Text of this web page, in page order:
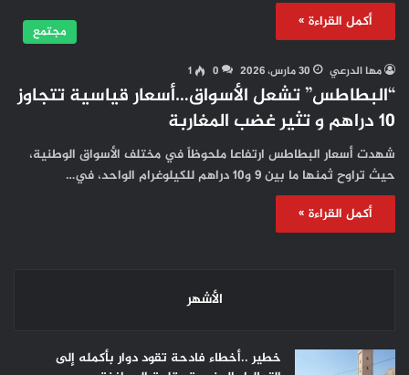
أكمل القراءة »
مجتمع
مها الدرعي 30 مارس، 2026 0
1
“البطاطس” تشعل الأسواق…أسعار قياسية تتجاوز
10 دراهم و تثير غضب المغاربة
شهدت أسعار البطاطس ارتفاعا ملحوظاً في مختلف الأسواق الوطنية،
حيث تراوح ثمنها ما بين 9 و10 دراهم للكيلوغرام الواحد، في…
أكمل القراءة »
الأشهر
خطير ..أخطاء فادحة تقود دوار بأكمله إلى